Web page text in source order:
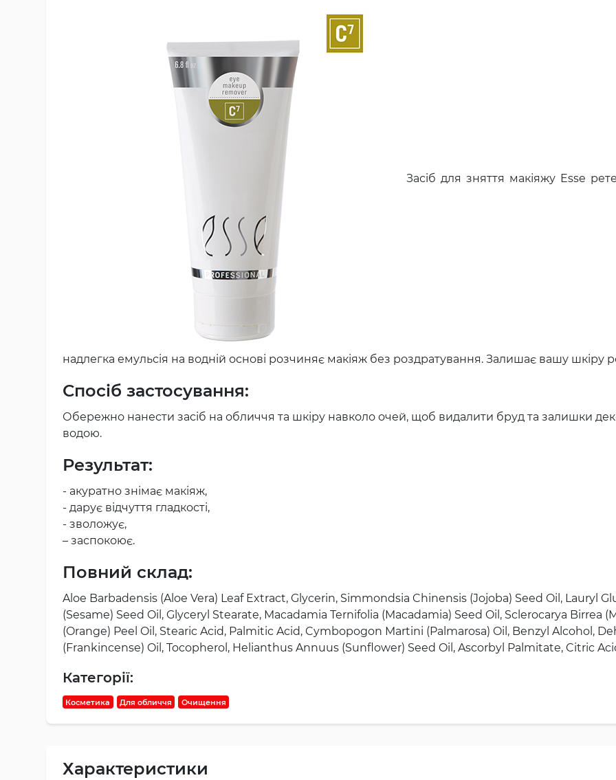
Засіб для зняття макіяжу Esse
надлегка емульсія на водній основі розчиняє макіяж без роздратування. Залишає вашу
Спосіб застосування:
Обережно нанести засіб на обличчя та шкіру навколо очей, щоб видалити бруд та залишки
водою.
Результат:
- акуратно знімає макіяж,
- дарує відчуття гладкості,
- зволожує,
– заспокоює.
Повний склад:
Aloe Barbadensis (Aloe Vera) Leaf Extract, Glycerin, Simmondsia Chinensis (Jojoba) Seed Oil, Lauryl
(Sesame) Seed Oil, Glyceryl Stearate, Macadamia Ternifolia (Macadamia) Seed Oil, Sclerocarya Birrea
(Orange) Peel Oil, Stearic Acid, Palmitic Acid, Cymbopogon Martini (Palmarosa) Oil, Benzyl Alcohol,
(Frankincense) Oil, Tocopherol, Helianthus Annuus (Sunflower) Seed Oil, Ascorbyl Palmitate, Citric
Категорії:
Косметика Для обличчя Очищення
Характеристики